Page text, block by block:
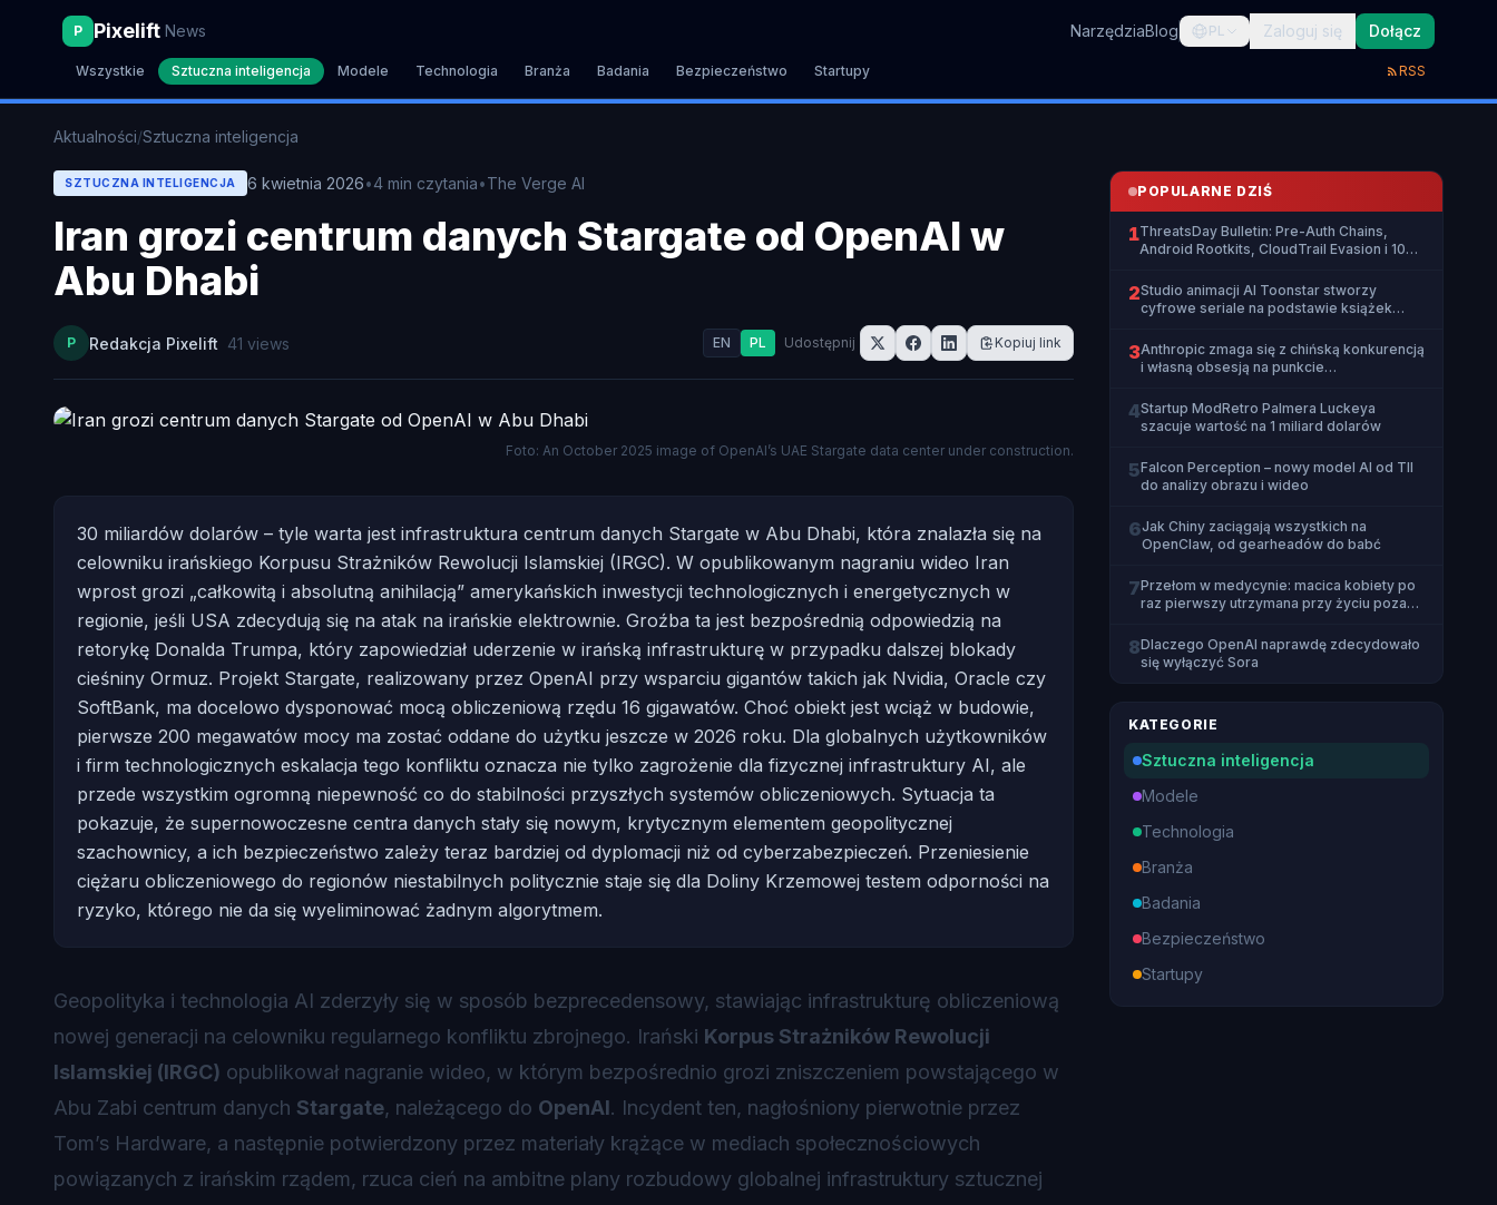
P Pixelift News NarzędziaBlog PL Zaloguj się Dołącz
Wszystkie Sztuczna inteligencja Modele Technologia Branża Badania Bezpieczeństwo Startupy RSS
Aktualności/Sztuczna inteligencja
SZTUCZNA INTELIGENCJA 6 kwietnia 2026•4 min czytania•The Verge AI
Iran grozi centrum danych Stargate od OpenAI w
Abu Dhabi
P Redakcja Pixelift 41 views EN PL Udostępnij Kopiuj link
Foto: An October 2025 image of OpenAI’s UAE Stargate data center under construction.
30 miliardów dolarów – tyle warta jest infrastruktura centrum danych Stargate w Abu Dhabi, która znalazła się na
celowniku irańskiego Korpusu Strażników Rewolucji Islamskiej (IRGC). W opublikowanym nagraniu wideo Iran
wprost grozi „całkowitą i absolutną anihilacją” amerykańskich inwestycji technologicznych i energetycznych w
regionie, jeśli USA zdecydują się na atak na irańskie elektrownie. Groźba ta jest bezpośrednią odpowiedzią na
retorykę Donalda Trumpa, który zapowiedział uderzenie w irańską infrastrukturę w przypadku dalszej blokady
cieśniny Ormuz. Projekt Stargate, realizowany przez OpenAI przy wsparciu gigantów takich jak Nvidia, Oracle czy
SoftBank, ma docelowo dysponować mocą obliczeniową rzędu 16 gigawatów. Choć obiekt jest wciąż w budowie,
pierwsze 200 megawatów mocy ma zostać oddane do użytku jeszcze w 2026 roku. Dla globalnych użytkowników
i firm technologicznych eskalacja tego konfliktu oznacza nie tylko zagrożenie dla fizycznej infrastruktury AI, ale
przede wszystkim ogromną niepewność co do stabilności przyszłych systemów obliczeniowych. Sytuacja ta
pokazuje, że supernowoczesne centra danych stały się nowym, krytycznym elementem geopolitycznej
szachownicy, a ich bezpieczeństwo zależy teraz bardziej od dyplomacji niż od cyberzabezpieczeń. Przeniesienie
ciężaru obliczeniowego do regionów niestabilnych politycznie staje się dla Doliny Krzemowej testem odporności na
ryzyko, którego nie da się wyeliminować żadnym algorytmem.
Geopolityka i technologia AI zderzyły się w sposób bezprecedensowy, stawiając infrastrukturę obliczeniową
nowej generacji na celowniku regularnego konfliktu zbrojnego. Irański Korpus Strażników Rewolucji
Islamskiej (IRGC) opublikował nagranie wideo, w którym bezpośrednio grozi zniszczeniem powstającego w
Abu Zabi centrum danych Stargate, należącego do OpenAI. Incydent ten, nagłośniony pierwotnie przez
Tom’s Hardware, a następnie potwierdzony przez materiały krążące w mediach społecznościowych
powiązanych z irańskim rządem, rzuca cień na ambitne plany rozbudowy globalnej infrastruktury sztucznej
POPULARNE DZIŚ
1ThreatsDay Bulletin: Pre-Auth Chains,
Android Rootkits, CloudTrail Evasion i 10
2Studio animacji AI Toonstar stworzy
cyfrowe seriale na podstawie książek
3Anthropic zmaga się z chińską konkurencją
i własną obsesją na punkcie
4Startup ModRetro Palmera Luckeya
szacuje wartość na 1 miliard dolarów
5Falcon Perception – nowy model AI od TII
do analizy obrazu i wideo
6Jak Chiny zaciągają wszystkich na
OpenClaw, od gearheadów do babć
7Przełom w medycynie: macica kobiety po
raz pierwszy utrzymana przy życiu poza
8Dlaczego OpenAI naprawdę zdecydowało
się wyłączyć Sora
KATEGORIE
Sztuczna inteligencja
Modele
Technologia
Branża
Badania
Bezpieczeństwo
Startupy